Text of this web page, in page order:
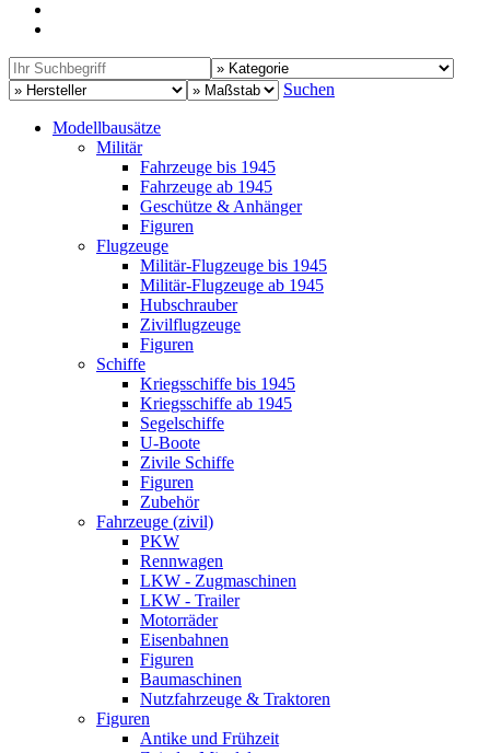
Suchen
Modellbausätze
Militär
Fahrzeuge bis 1945
Fahrzeuge ab 1945
Geschütze & Anhänger
Figuren
Flugzeuge
Militär-Flugzeuge bis 1945
Militär-Flugzeuge ab 1945
Hubschrauber
Zivilflugzeuge
Figuren
Schiffe
Kriegsschiffe bis 1945
Kriegsschiffe ab 1945
Segelschiffe
U-Boote
Zivile Schiffe
Figuren
Zubehör
Fahrzeuge (zivil)
PKW
Rennwagen
LKW - Zugmaschinen
LKW - Trailer
Motorräder
Eisenbahnen
Figuren
Baumaschinen
Nutzfahrzeuge & Traktoren
Figuren
Antike und Frühzeit